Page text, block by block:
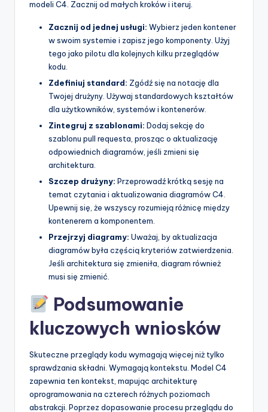
modeli C4. Zacznij od małych kroków i iteruj.
Zacznij od jednej usługi: Wybierz jeden kontener
w swoim systemie i zapisz jego komponenty. Użyj
tego jako pilotu dla kolejnych kilku przeglądów
kodu.
Zdefiniuj standard: Zgódź się na notację dla
Twojej drużyny. Używaj standardowych kształtów
dla użytkowników, systemów i kontenerów.
Zintegruj z szablonami: Dodaj sekcję do
szablonu pull requesta, prosząc o aktualizację
odpowiednich diagramów, jeśli zmieni się
architektura.
Szczep drużyny: Przeprowadź krótką sesję na
temat czytania i aktualizowania diagramów C4.
Upewnij się, że wszyscy rozumieją różnicę między
kontenerem a komponentem.
Przejrzyj diagramy: Uważaj, by aktualizacja
diagramów była częścią kryteriów zatwierdzenia.
Jeśli architektura się zmieniła, diagram również
musi się zmienić.
Podsumowanie
kluczowych wniosków
Skuteczne przeglądy kodu wymagają więcej niż tylko
sprawdzania składni. Wymagają kontekstu. Model C4
zapewnia ten kontekst, mapując architekturę
oprogramowania na czterech różnych poziomach
abstrakcji. Poprzez dopasowanie procesu przeglądu do